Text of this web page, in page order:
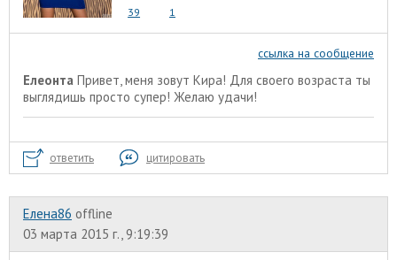
39 1
ссылка на сообщение
Елеонта Привет, меня зовут Кира! Для своего возраста ты
выглядишь просто супер! Желаю удачи!
ответить цитировать
Елена86 offline
03 марта 2015 г., 9:19:39